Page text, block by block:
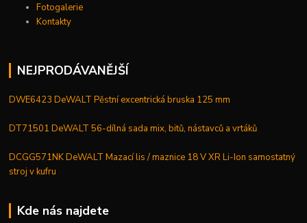
Fotogalerie
Kontakty
NEJPRODÁVANĚJŠÍ
DWE6423 DeWALT Pěstní excentrická bruska 125 mm
DT71501 DeWALT 56-dílná sada mix, bitů, nástavců a vrtáků
DCGG571NK DeWALT Mazací lis / maznice 18 V XR Li-Ion samostatný
stroj v kufru
Kde nás najdete